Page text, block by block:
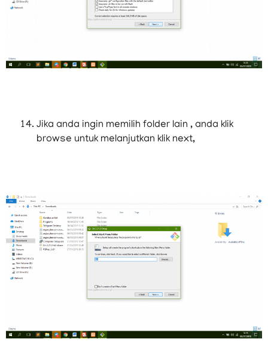
Jika anda ingin memilih folder lain , anda klik
browse untuk melanjutkan klik next,